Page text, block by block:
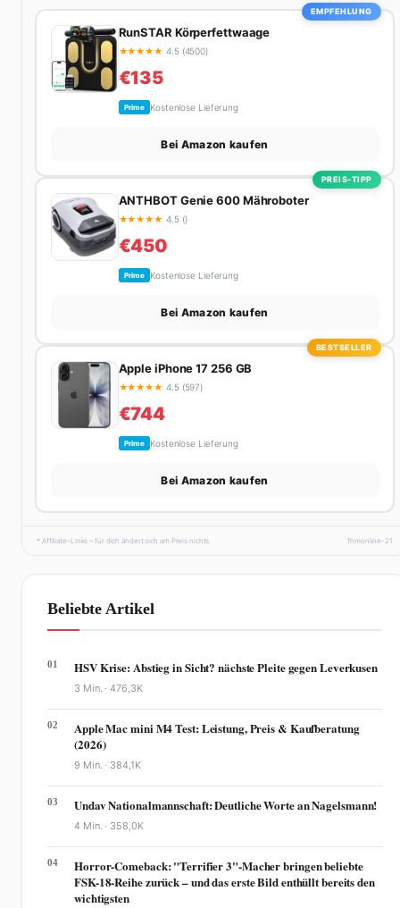
nach dem perfekten Espresso. Sein Motto: Lieber einmal
EMPFEHLUNG
RunSTAR Körperfettwaage
★★★★★ 4.5 (4500)
€135
Prime Kostenlose Lieferung
Bei Amazon kaufen
PREIS-TIPP
ANTHBOT Genie 600 Mähroboter
★★★★★ 4.5 ()
€450
Prime Kostenlose Lieferung
Bei Amazon kaufen
BESTSELLER
Apple iPhone 17 256 GB
★★★★★ 4.5 (597)
€744
Prime Kostenlose Lieferung
Bei Amazon kaufen
* Affiliate-Links – für dich ändert sich am Preis nichts. fhmonline-21
Beliebte Artikel
01 HSV Krise: Abstieg in Sicht? nächste Pleite gegen Leverkusen
3 Min. ·476,3K
02
Apple Mac mini M4 Test: Leistung, Preis & Kaufberatung
(2026)
9 Min. · 384,1K
03 Undav Nationalmannschaft: Deutliche Worte an Nagelsmann!
4 Min. · 358,0K
04
Horror-Comeback: "Terrifier 3"-Macher bringen beliebte
FSK-18-Reihe zurück – und das erste Bild enthüllt bereits den
wichtigsten